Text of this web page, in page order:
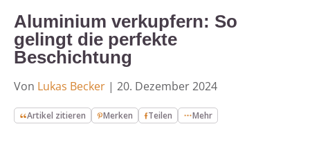
Aluminium verkupfern: So
gelingt die perfekte
Beschichtung
Von Lukas Becker | 20. Dezember 2024
Artikel zitieren Merken Teilen Mehr